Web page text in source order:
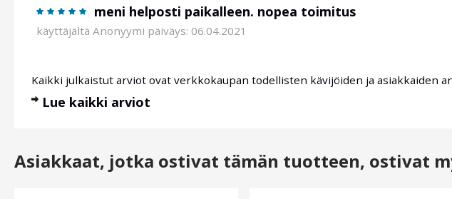
meni helposti paikalleen. nopea toimitus
käyttäjältä Anonyymi päiväys: 06.04.2021
Kaikki julkaistut arviot ovat verkkokaupan todellisten kävijöiden ja asiakkaiden
Lue kaikki arviot
Asiakkaat, jotka ostivat tämän tuotteen, ostivat